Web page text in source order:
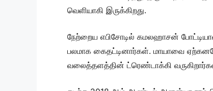
வெளியாகி இருக்கிறது.
நேற்றைய எபிசோடில் கமலஹாசன்
பலமாக கைதட்டினார்கள். மாயாவை
வலைத்தளத்தின் ட்ரெண்டாக்கி